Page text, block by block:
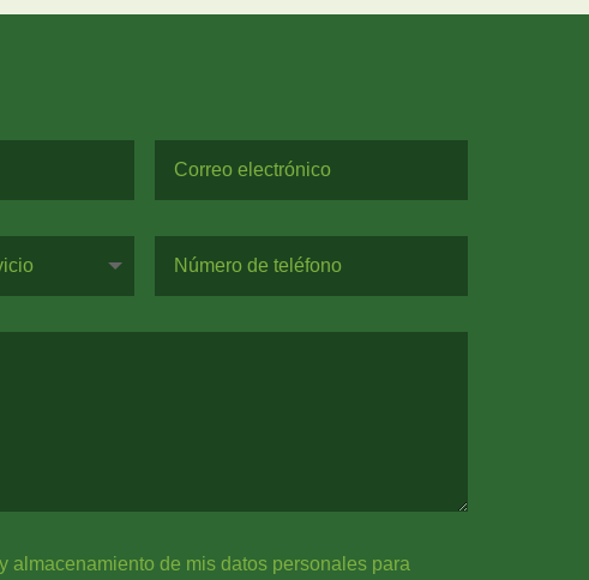
almacenamiento de mis datos personales para